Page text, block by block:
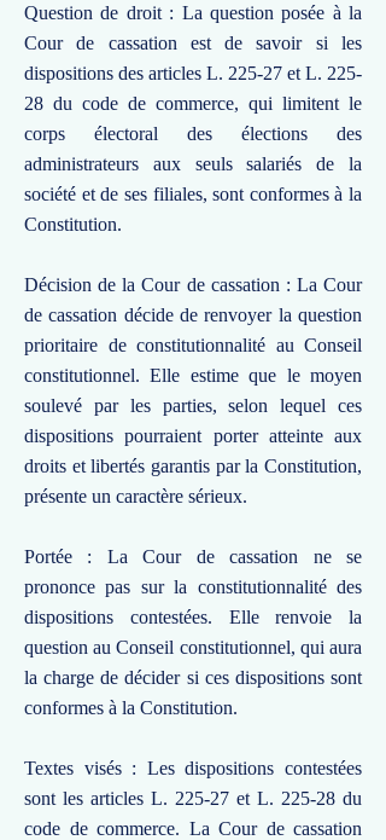
Question de droit : La question posée à la
Cour de cassation est de savoir si les
dispositions des articles L. 225-27 et L. 225-
28 du code de commerce, qui limitent le
corps électoral des élections des
administrateurs aux seuls salariés de la
société et de ses filiales, sont conformes à la
Constitution.
Décision de la Cour de cassation : La Cour
de cassation décide de renvoyer la question
prioritaire de constitutionnalité au Conseil
constitutionnel. Elle estime que le moyen
soulevé par les parties, selon lequel ces
dispositions pourraient porter atteinte aux
droits et libertés garantis par la Constitution,
présente un caractère sérieux.
Portée : La Cour de cassation ne se
prononce pas sur la constitutionnalité des
dispositions contestées. Elle renvoie la
question au Conseil constitutionnel, qui aura
la charge de décider si ces dispositions sont
conformes à la Constitution.
Textes visés : Les dispositions contestées
sont les articles L. 225-27 et L. 225-28 du
code de commerce. La Cour de cassation